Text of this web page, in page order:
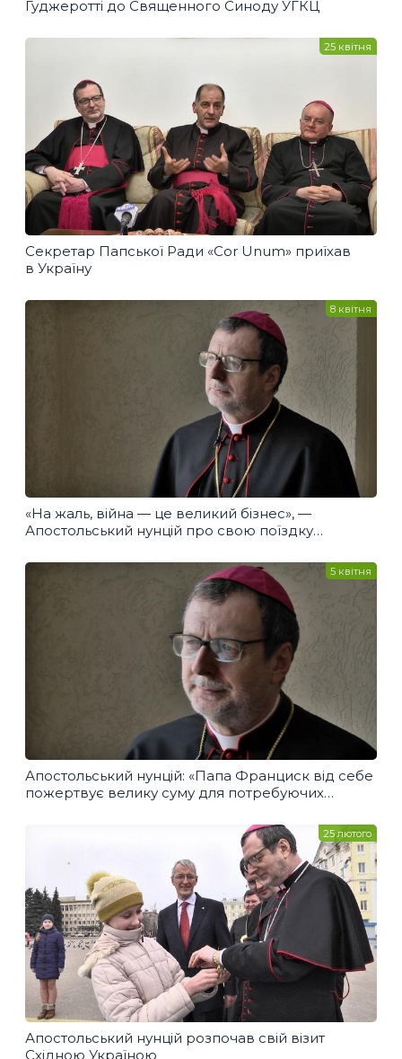
Гуджеротті до Священного Синоду УГКЦ
Секретар Папської Ради «Cor Unum» приїхав
в Україну
25 квітня
«На жаль, війна — це великий бізнес», —
Апостольський нунцій про свою поїздку
8 квітня
Апостольський нунцій: «Папа Франциск від себе
пожертвує велику суму для потребуючих
5 квітня
Апостольський нунцій розпочав свій візит
Східною Україною
25 лютого